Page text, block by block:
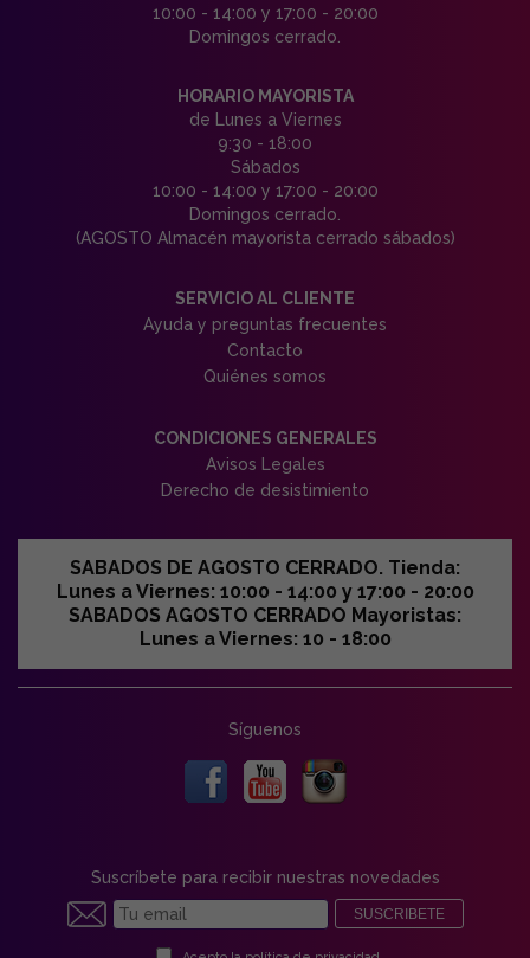
10:00 - 14:00 y 17:00 - 20:00
Domingos cerrado.
HORARIO MAYORISTA
de Lunes a Viernes
9:30 - 18:00
Sábados
10:00 - 14:00 y 17:00 - 20:00
Domingos cerrado.
(AGOSTO Almacén mayorista cerrado sábados)
SERVICIO AL CLIENTE
Ayuda y preguntas frecuentes
Contacto
Quiénes somos
CONDICIONES GENERALES
Avisos Legales
Derecho de desistimiento
SABADOS DE AGOSTO CERRADO. Tienda:
Lunes a Viernes: 10:00 - 14:00 y 17:00 - 20:00
SABADOS AGOSTO CERRADO Mayoristas:
Lunes a Viernes: 10 - 18:00
Síguenos
Suscríbete para recibir nuestras novedades
SUSCRIBETE